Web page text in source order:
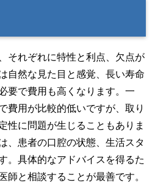
それぞれに特性と利点、欠点が
自然な見た目と感覚、長い寿命
要で費用も高くなります。一
費用が比較的低いですが、取り
性に問題が生じることもありま
、患者の口腔の状態、生活スタ
。具体的なアドバイスを得るた
師と相談することが最善です。